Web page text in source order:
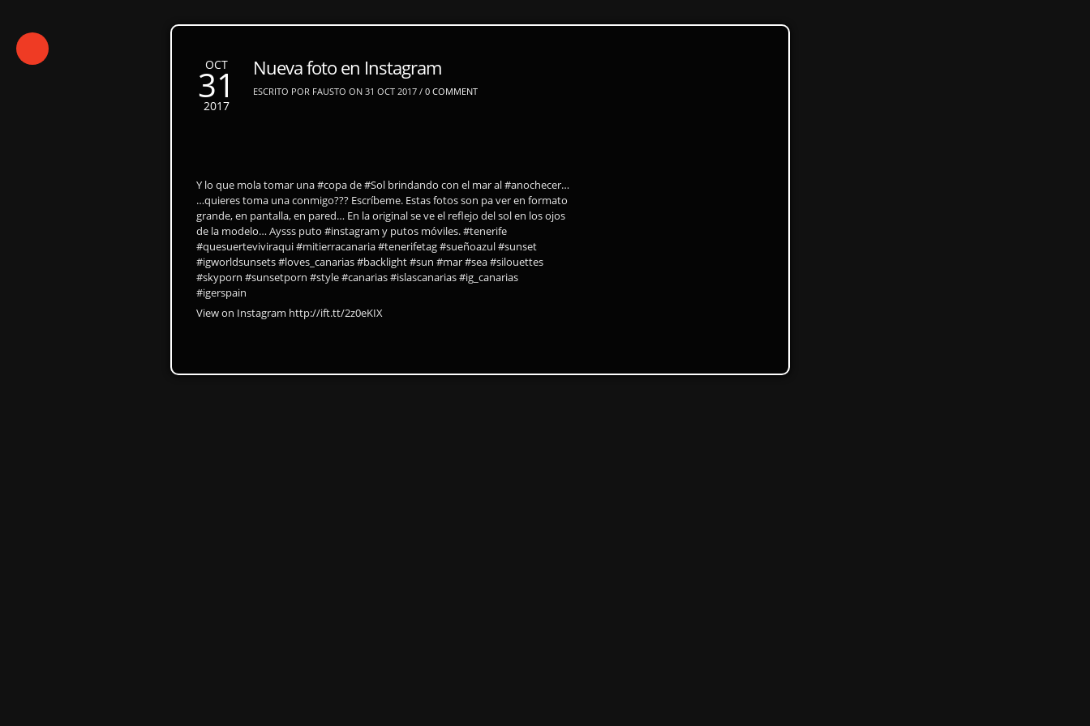
OCT
31
2017
Nueva foto en Instagram
ESCRITO POR FAUSTO ON 31 OCT 2017 / 0 COMMENT
Y lo que mola tomar una #copa de #Sol brindando con el mar al #anochecer…
…quieres toma una conmigo??? Escríbeme. Estas fotos son pa ver en formato
grande, en pantalla, en pared… En la original se ve el reflejo del sol en los ojos
de la modelo… Aysss puto #instagram y putos móviles. #tenerife
#quesuerteviviraqui #mitierracanaria #tenerifetag #sueñoazul #sunset
#igworldsunsets #loves_canarias #backlight #sun #mar #sea #silouettes
#skyporn #sunsetporn #style #canarias #islascanarias #ig_canarias
#igerspain
View on Instagram http://ift.tt/2z0eKIX